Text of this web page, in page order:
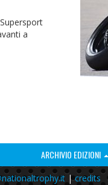
a
ARCHIVIO EDIZIONI
|credits